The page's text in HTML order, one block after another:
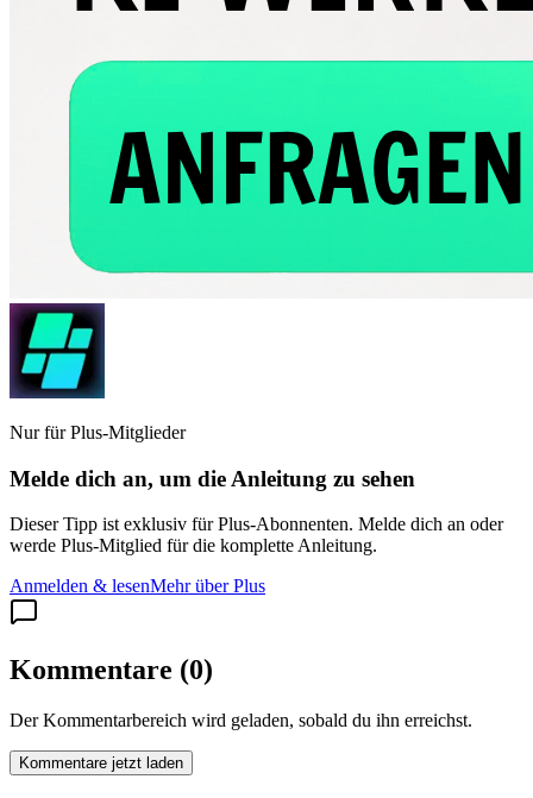
Nur für Plus-Mitglieder
Melde dich an, um die Anleitung zu sehen
Dieser Tipp ist exklusiv für Plus-Abonnenten. Melde dich an oder
werde Plus-Mitglied für die komplette Anleitung.
Anmelden & lesenMehr über Plus
Kommentare (0)
Der Kommentarbereich wird geladen, sobald du ihn erreichst.
Kommentare jetzt laden